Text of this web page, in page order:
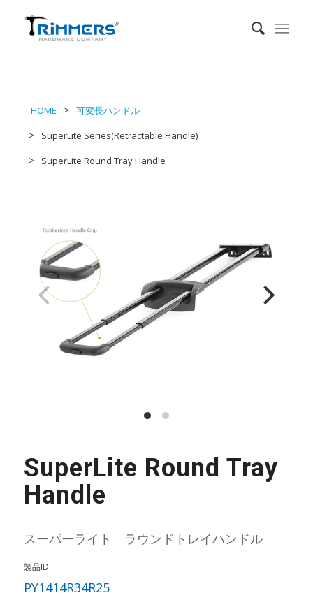
HOME
可変長ハンドル
SuperLite Series(Retractable Handle)
SuperLite Round Tray Handle
SuperLite Round Tray
Handle
スーパーライト ラウンドトレイハンドル
製品ID:
PY1414R34R25